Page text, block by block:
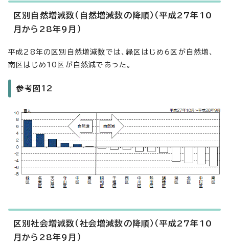
区別自然増減数（自然増減数の降順）（平成27年10
月から28年9月）
平成28年の区別自然増減数では、緑区はじめ6区が自然増、
南区はじめ10区が自然減であった。
参考図12
区別社会増減数（社会増減数の降順）（平成27年10
月から28年9月）